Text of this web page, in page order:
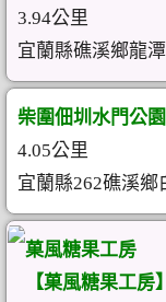
3.94公里
宜蘭縣礁溪鄉龍
柴圍佃圳水門公園
4.05公里
宜蘭縣262礁溪
菓風糖果工房
【菓風糖果工